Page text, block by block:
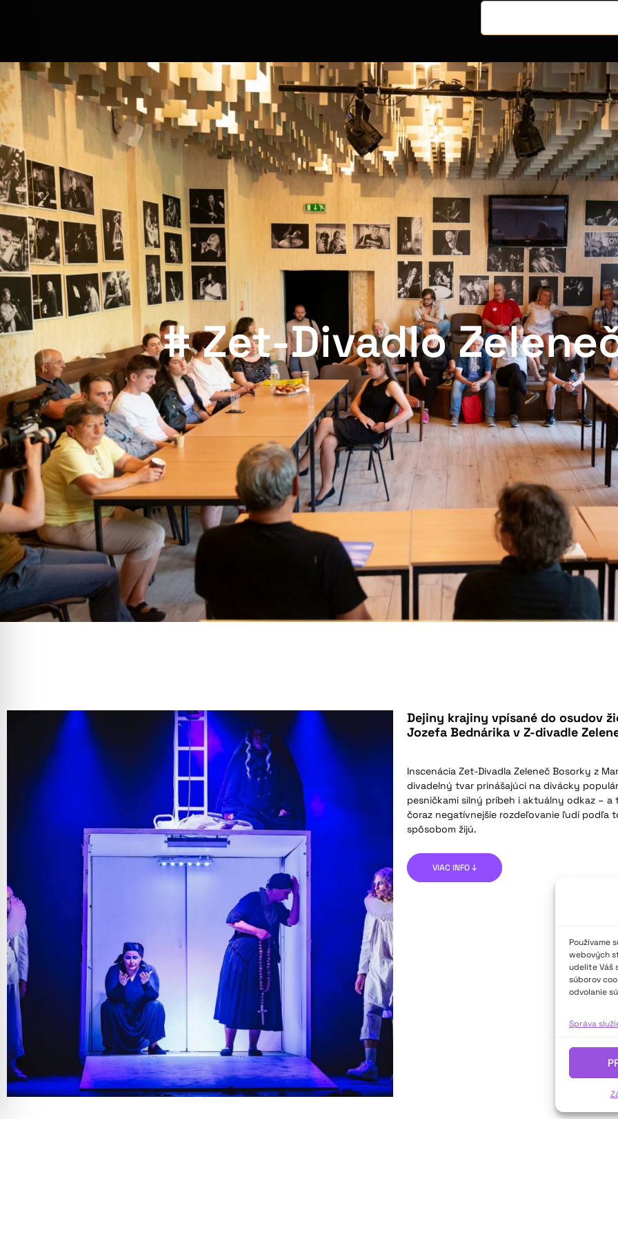
Používame
webových
udelíte Váš
súborov
odvolanie
Správa
# Zet-Divadlo
Dejiny krajiny vpísané do osudov
Jozefa Bednárika v Z-divadle
Inscenácia Zet-Divadla Zeleneč Bosorky z
divadelný tvar prinášajúci na divácky
pesničkami silný príbeh i aktuálny odkaz –
čoraz negatívnejšie rozdeľovanie ľudí podľa
spôsobom žijú.
VIAC INFO ↓